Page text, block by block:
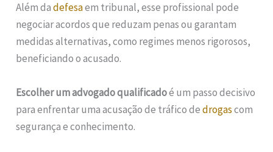
Além dadefesaem tribunal, esse profissional pode
negociar acordos que reduzam penas ou garantam
medidas alternativas, como regimes menos rigorosos,
beneficiando o acusado.
Escolher um advogado qualificadoé um passo decisivo
para enfrentar uma acusação de tráfico dedrogascom
segurança e conhecimento.